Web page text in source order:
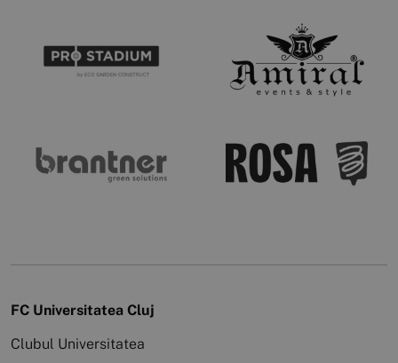
FC Universitatea Cluj
Clubul Universitatea